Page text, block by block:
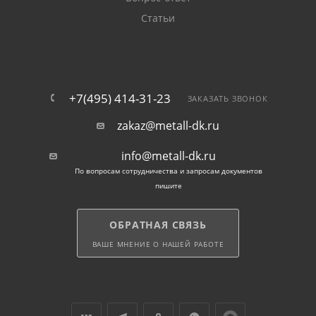
Надежное крепление: Благодаря резьбе и форме
размерах и типах, что позволяет выбрать
подходящий вариант для конкретной задачи.
Удобство: Некоторые саморезы комплектуются
прессшайбами, что обеспечивает дополнительную
Доставка и самовывоз
Статьи
+7(495) 414-31-23 ЗАКАЗАТЬ ЗВОНОК
zakaz@metall-dk.ru
info@metall-dk.ru
По вопросам сотрудничества и запросам документов
пишите
ОБРАТНАЯ СВЯЗЬ
ВАШЕ МНЕНИЕ О НАШЕЙ РАБОТЕ